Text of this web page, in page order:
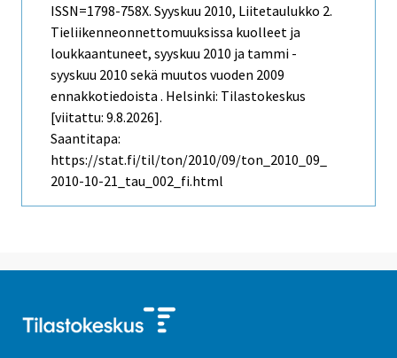
ISSN=1798-758X. Syyskuu 2010, Liitetaulukko 2.
Tieliikenneonnettomuuksissa kuolleet ja
loukkaantuneet, syyskuu 2010 ja tammi -
syyskuu 2010 sekä muutos vuoden 2009
ennakkotiedoista . Helsinki: Tilastokeskus
[viitattu: 9.8.2026].
Saantitapa:
https://stat.fi/til/ton/2010/09/ton_2010_09_
2010-10-21_tau_002_fi.html